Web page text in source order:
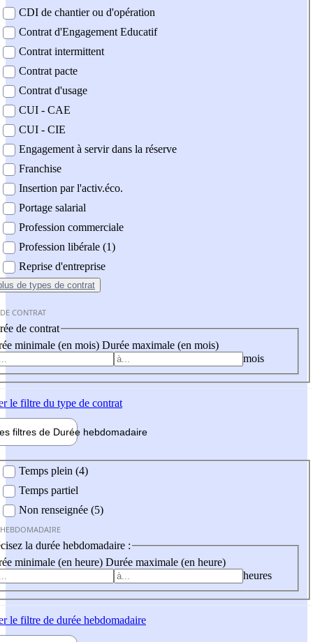
CDI de chantier ou d'opération
Contrat d'Engagement Educatif
Contrat intermittent
Contrat pacte
Contrat d'usage
CUI - CAE
CUI - CIE
Engagement à servir dans la réserve
Franchise
Insertion par l'activ.éco.
Portage salarial
Profession commerciale
Profession libérale (1)
Reprise d'entreprise
de types de contrat
CONTRAT
de contrat
minimale (en mois) Durée maximale (en mois)
mois
le filtre du type de contrat
filtres de Durée hebdomadaire
Temps plein (4)
Temps partiel
Non renseignée (5)
la durée hebdomadaire :
minimale (en heure) Durée maximale (en heure)
heures
le filtre de durée hebdomadaire